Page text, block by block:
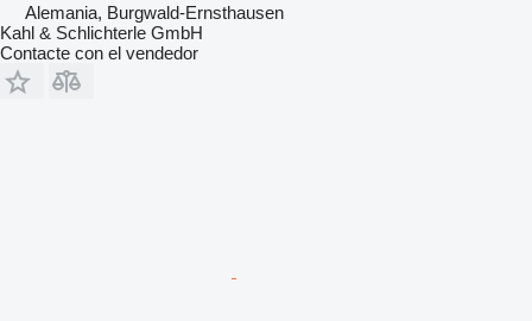
Alemania, Burgwald-Ernsthausen
Kahl & Schlichterle GmbH
Contacte con el vendedor